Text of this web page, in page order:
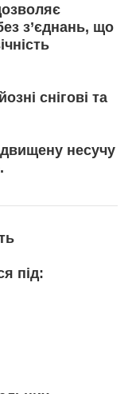
з’єднань, що
снігові та
несучу
під: